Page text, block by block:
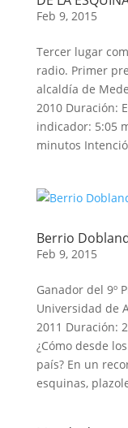
Feb 9, 2015
Tercer lugar
radio. Primer
alcaldía de
2010 Duración:
indicador: 5:05
minutos
Berrio
Feb 9, 2015
Ganador del 9º
Universidad de
2011 Duración:
¿Cómo desde
país? En un
esquinas,